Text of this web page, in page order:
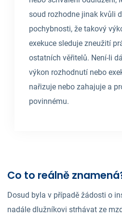
soud rozhodne jinak kvůli
pochybnosti, že takový
exekuce sleduje zneužití
ostatních věřitelů. Není-li
výkon rozhodnutí nebo
nařizuje nebo zahajuje a
povinnému.
Co to reálně
Dosud byla v případě žádosti o
nadále dlužníkovi strhávat ze